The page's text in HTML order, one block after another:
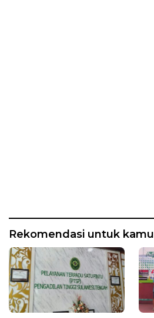
Rekomendasi untuk kamu